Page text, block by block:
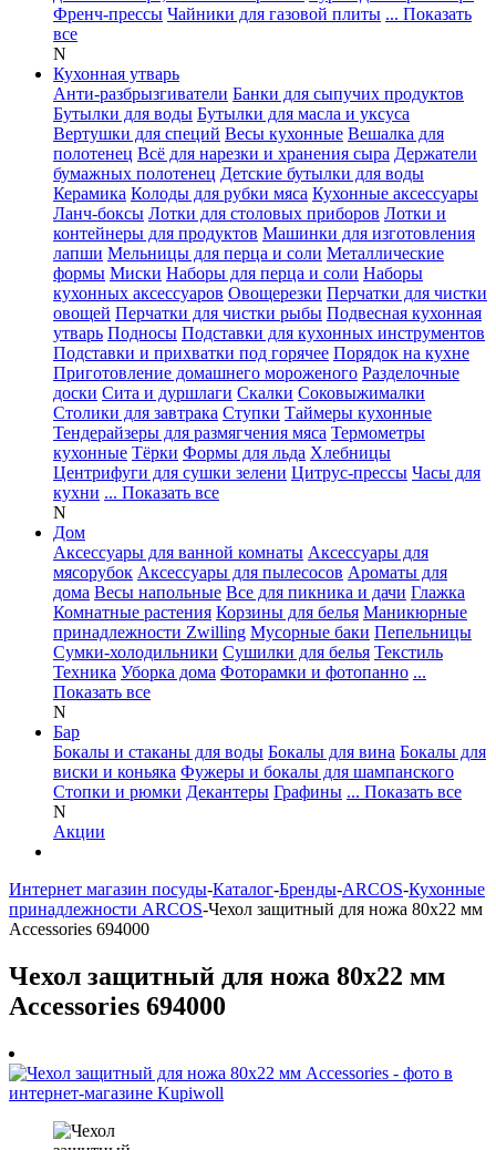
Френч-прессы Чайники для газовой плиты ... Показать
все
N
Кухонная утварь
Анти-разбрызгиватели Банки для сыпучих продуктов
Бутылки для воды Бутылки для масла и уксуса
Вертушки для специй Весы кухонные Вешалка для
полотенец Всё для нарезки и хранения сыра Держатели
бумажных полотенец Детские бутылки для воды
Керамика Колоды для рубки мяса Кухонные аксессуары
Ланч-боксы Лотки для столовых приборов Лотки и
контейнеры для продуктов Машинки для изготовления
лапши Мельницы для перца и соли Металлические
формы Миски Наборы для перца и соли Наборы
кухонных аксессуаров Овощерезки Перчатки для чистки
овощей Перчатки для чистки рыбы Подвесная кухонная
утварь Подносы Подставки для кухонных инструментов
Подставки и прихватки под горячее Порядок на кухне
Приготовление домашнего мороженого Разделочные
доски Сита и дуршлаги Скалки Соковыжималки
Столики для завтрака Ступки Таймеры кухонные
Тендерайзеры для размягчения мяса Термометры
кухонные Тёрки Формы для льда Хлебницы
Центрифуги для сушки зелени Цитрус-прессы Часы для
кухни ... Показать все
N
Дом
Аксессуары для ванной комнаты Аксессуары для
мясорубок Аксессуары для пылесосов Ароматы для
дома Весы напольные Все для пикника и дачи Глажка
Комнатные растения Корзины для белья Маникюрные
принадлежности Zwilling Мусорные баки Пепельницы
Сумки-холодильники Сушилки для белья Текстиль
Техника Уборка дома Фоторамки и фотопанно ...
Показать все
N
Бар
Бокалы и стаканы для воды Бокалы для вина Бокалы для
виски и коньяка Фужеры и бокалы для шампанского
Стопки и рюмки Декантеры Графины ... Показать все
N
Акции
Интернет магазин посуды-Каталог-Бренды-ARCOS-Кухонные
принадлежности ARCOS-Чехол защитный для ножа 80х22 мм
Accessories 694000
Чехол защитный для ножа 80х22 мм
Accessories 694000